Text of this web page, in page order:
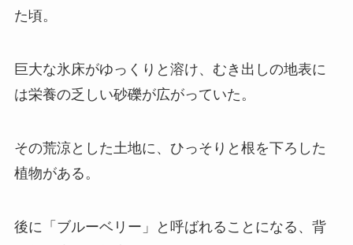
た頃。
巨大な氷床がゆっくりと溶け、むき出しの地表に
は栄養の乏しい砂礫が広がっていた。
その荒涼とした土地に、ひっそりと根を下ろした
植物がある。
後に「ブルーベリー」と呼ばれることになる、背